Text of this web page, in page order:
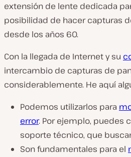
extensión de lente dedicada
posibilidad de hacer capturas
desde los años 60.
Con la llegada de Internet y su
intercambio de capturas de
considerablemente. He aquí
Podemos utilizarlos para
error. Por ejemplo, puedes
soporte técnico, que
Son fundamentales para el